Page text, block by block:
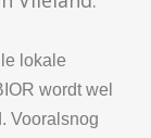
lokale
wordt wel
Vooralsnog